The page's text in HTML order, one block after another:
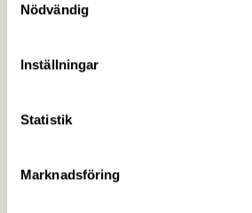
Nödvändig
Inställningar
Statistik
Marknadsföring
Upptäck mer